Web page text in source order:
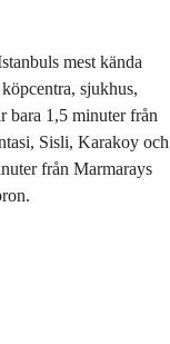
mest kända
sjukhus,
bara 1,5 minuter från
Sisli, Karakoy och
från Marmarays